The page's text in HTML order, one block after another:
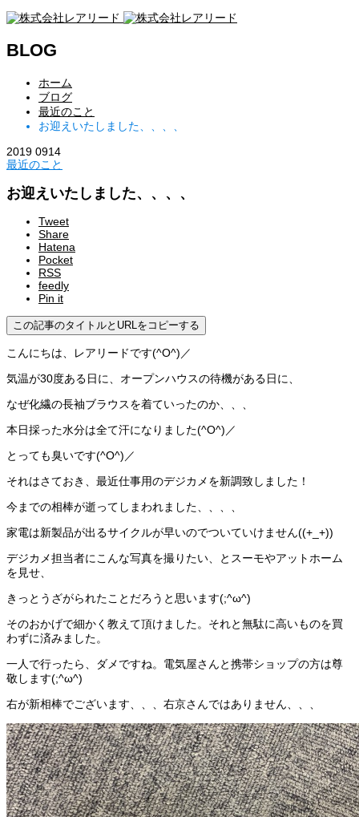
BLOG
ホーム
ブログ
最近のこと
お迎えいたしました、、、、
2019 0914
最近のこと
お迎えいたしました、、、、
Tweet
Share
Hatena
Pocket
RSS
feedly
Pin it
この記事のタイトルとURLをコピーする
こんにちは、レアリードです(^O^)／
気温が30度ある日に、オープンハウスの待機がある日に、
なぜ化繊の長袖ブラウスを着ていったのか、、、
本日採った水分は全て汗になりました(^O^)／
とっても臭いです(^O^)／
それはさておき、最近仕事用のデジカメを新調致しました！
今までの相棒が逝ってしまわれました、、、、
家電は新製品が出るサイクルが早いのでついていけません((+_+))
デジカメ担当者にこんな写真を撮りたい、とスーモやアットホーム
を見せ、
きっとうざがられたことだろうと思います(;^ω^)
そのおかげで細かく教えて頂けました。それと無駄に高いものを買
わずに済みました。
一人で行ったら、ダメですね。電気屋さんと携帯ショップの方は尊
敬します(;^ω^)
右が新相棒でございます、、、右京さんではありません、、、